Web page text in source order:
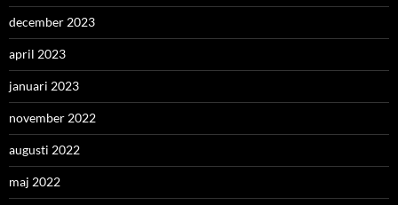
december 2023
april 2023
januari 2023
november 2022
augusti 2022
maj 2022